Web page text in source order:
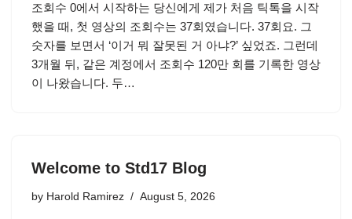
조회수 0에서 시작하는 당신에게 제가 처음 틱톡을 시작
했을 때, 첫 영상의 조회수는 37회였습니다. 37회요. 그
숫자를 보면서 ‘이거 뭐 잘못된 거 아냐?’ 싶었죠. 그런데
3개월 뒤, 같은 계정에서 조회수 120만 회를 기록한 영상
이 나왔습니다. 두…
Welcome to Std17 Blog
by Harold Ramirez August 5, 2026